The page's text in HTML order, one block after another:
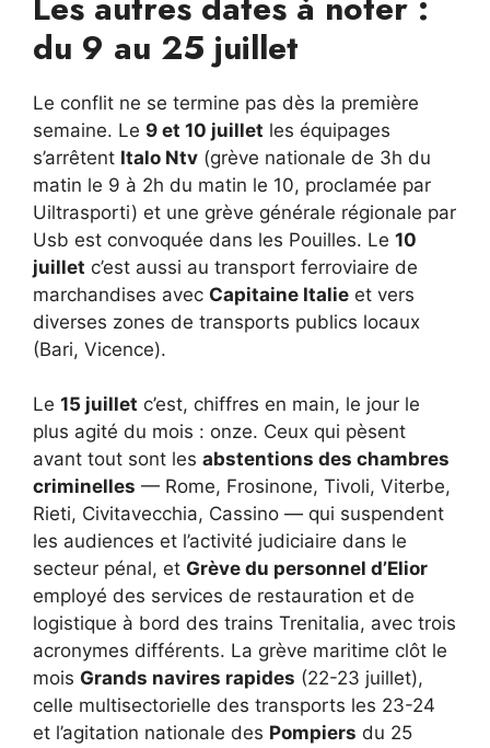
du 9 au 25 juillet
Le conflit ne se termine pas dès la première
semaine. Le 9 et 10 juillet les équipages
s’arrêtent Italo Ntv (grève nationale de 3h du
matin le 9 à 2h du matin le 10, proclamée par
Uiltrasporti) et une grève générale régionale par
Usb est convoquée dans les Pouilles. Le 10
juillet c’est aussi au transport ferroviaire de
marchandises avec Capitaine Italie et vers
diverses zones de transports publics locaux
(Bari, Vicence).
Le 15 juillet c’est, chiffres en main, le jour le
plus agité du mois : onze. Ceux qui pèsent
avant tout sont les abstentions des chambres
criminelles — Rome, Frosinone, Tivoli, Viterbe,
Rieti, Civitavecchia, Cassino — qui suspendent
les audiences et l’activité judiciaire dans le
secteur pénal, et Grève du personnel d’Elior
employé des services de restauration et de
logistique à bord des trains Trenitalia, avec trois
acronymes différents. La grève maritime clôt le
mois Grands navires rapides (22-23 juillet),
celle multisectorielle des transports les 23-24
et l’agitation nationale des Pompiers du 25